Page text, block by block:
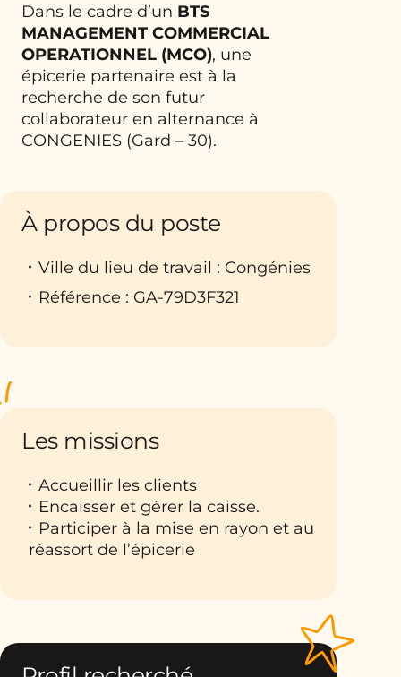
Dans le cadre d’un BTS
MANAGEMENT COMMERCIAL
OPERATIONNEL (MCO), une
épicerie partenaire est à la
recherche de son futur
collaborateur en alternance à
CONGENIES (Gard – 30).
À propos du poste
Ville du lieu de travail : Congénies
Référence : GA-79D3F321
Les missions
Accueillir les clients
Encaisser et gérer la caisse.
Participer à la mise en rayon et au
réassort de l’épicerie